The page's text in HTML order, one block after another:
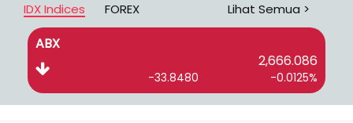
IDX Indices FOREX Lihat Semua >
ABX
2,666.086
-33.8480 -0.0125%